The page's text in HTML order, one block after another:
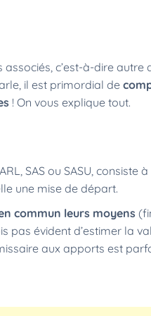
c’est-à-dire autre
il est primordial de
! On vous explique tout.
SAS ou SASU, consiste à
une mise de départ.
commun leurs moyens
pas évident d’estimer la
aux apports est